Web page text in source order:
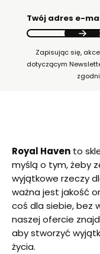
Twój adres e-
Zapisując się,
dotyczącym
Royal Haven to
myślą o tym, żeby
wyjątkowe rzeczy
ważna jest jakość
coś dla siebie, bez
naszej ofercie
aby stworzyć
życia.